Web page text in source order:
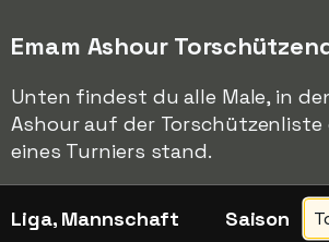
Emam Ashour
Unten findest du alle Male, in
Ashour auf der Torschützenliste
eines Turniers stand.
Liga, Mannschaft Saison